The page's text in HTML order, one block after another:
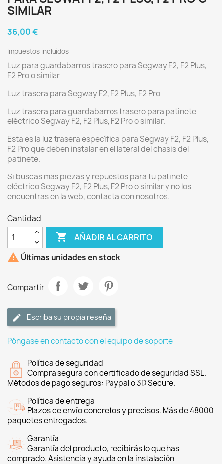
SIMILAR
36,00 €
Impuestos incluidos
Luz para guardabarros trasero para Segway F2, F2 Plus,
F2 Pro o similar
Luz trasera para Segway F2, F2 Plus, F2 Pro
Luz trasera para guardabarros trasero para patinete
eléctrico Segway F2, F2 Plus, F2 Pro o similar.
Esta es la luz trasera específica para Segway F2, F2 Plus,
F2 Pro que deben instalar en el lateral del chasis del
patinete.
Si buscas más piezas y repuestos para tu patinete
eléctrico Segway F2, F2 Plus, F2 Pro o similar y no los
encuentras en la web, contacta con nosotros.
Cantidad
 AÑADIR AL CARRITO
 Últimas unidades en stock
Compartir
Escriba su propia reseña
Póngase en contacto con el equipo de soporte
Política de seguridad
Compra segura con certificado de seguridad SSL.
Métodos de pago seguros: Paypal o 3D Secure.
Política de entrega
Plazos de envío concretos y precisos. Más de 48000
paquetes entregados.
Garantía
Garantía del producto, recibirás lo que has
comprado. Asistencia y ayuda en la instalación